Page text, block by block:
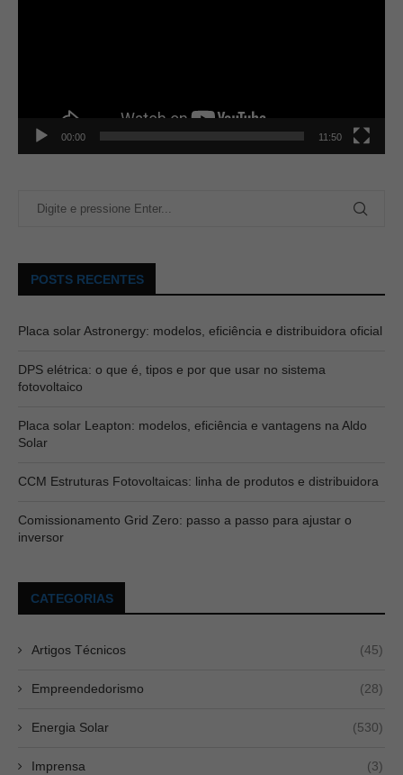
00:00 11:50
POSTS RECENTES
Placa solar Astronergy: modelos, eficiência e distribuidora oficial
DPS elétrica: o que é, tipos e por que usar no sistema
fotovoltaico
Placa solar Leapton: modelos, eficiência e vantagens na Aldo
Solar
CCM Estruturas Fotovoltaicas: linha de produtos e distribuidora
Comissionamento Grid Zero: passo a passo para ajustar o
inversor
CATEGORIAS
Artigos Técnicos (45)
Empreendedorismo (28)
Energia Solar (530)
Imprensa (3)